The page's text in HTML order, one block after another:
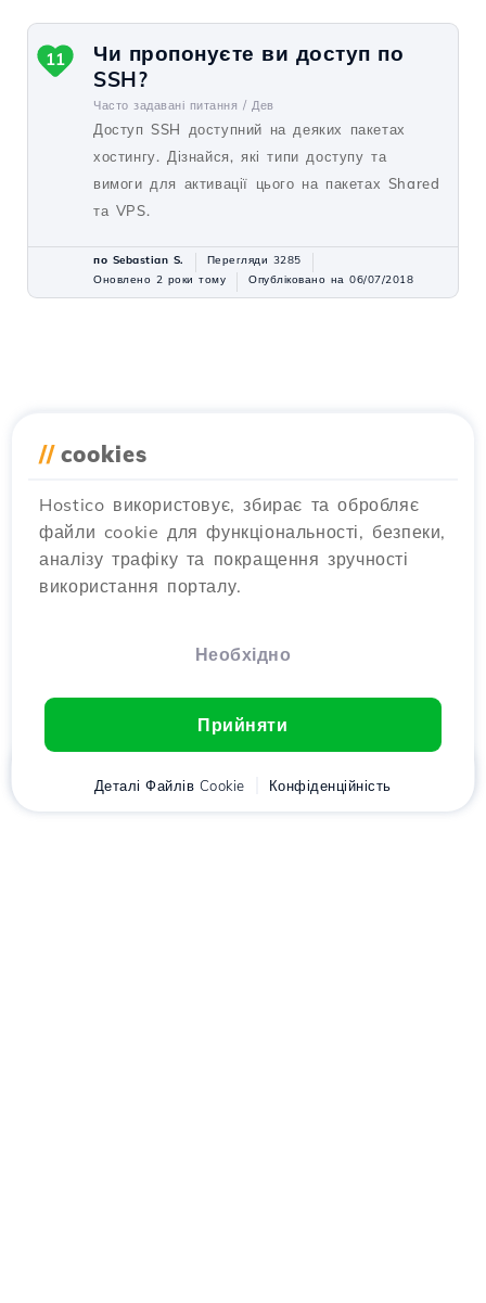
Чи пропонуєте ви доступ по
SSH?
Часто задавані питання / Дев
Доступ SSH доступний на деяких пакетах
хостингу. Дізнайся, які типи доступу та
вимоги для активації цього на пакетах Shared
та VPS.
11
по Sebastian S.
Перегляди 3285
Оновлено 2 роки тому
Опубліковано на 06/07/2018
// cookies
Hostico використовує, збирає та обробляє
файли cookie для функціональності, безпеки,
аналізу трафіку та покращення зручності
використання порталу.
Необхідно
Прийняти
Деталі Файлів Cookie Конфіденційність
Клієнт Кошик Chat